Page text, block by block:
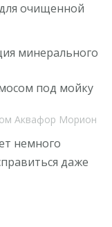
очищенной
минерального
Аквафор Морион
немного
даже